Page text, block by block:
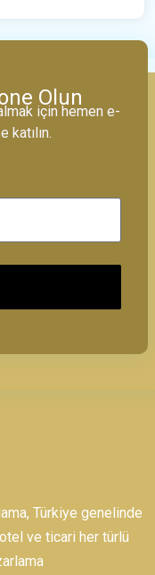
Olun
için hemen e-
katılın.
Türkiye genelinde
ve ticari her türlü